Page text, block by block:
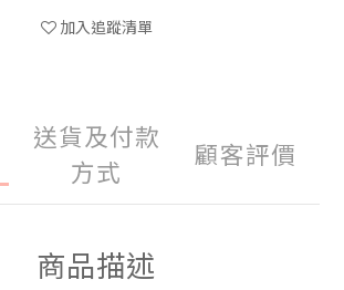
加入追蹤清單
送貨及付款
方式
顧客評價
商品描述